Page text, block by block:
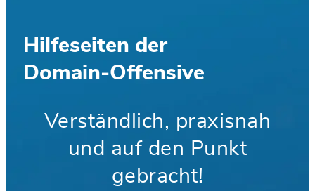
Hilfeseiten der
Domain-Offensive
Verständlich, praxisnah
und auf den Punkt
gebracht!